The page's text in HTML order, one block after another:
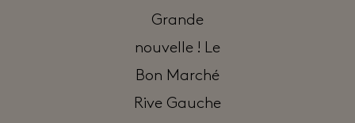
Grande
nouvelle ! Le
Bon Marché
Rive Gauche